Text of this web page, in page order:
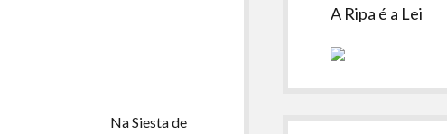
Na Siesta de
A Ripa é a Lei